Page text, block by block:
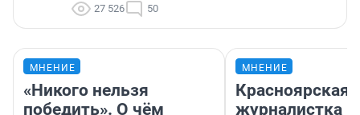
27 526 50
МНЕНИЕ
«Никого нельзя
победить». О чём
МНЕНИЕ
Красноярская
журналистка